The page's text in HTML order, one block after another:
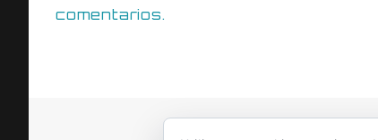
comentarios.